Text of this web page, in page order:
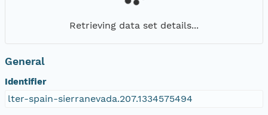
Retrieving data set details...
General
Identifier
lter-spain-sierranevada.207.1334575494